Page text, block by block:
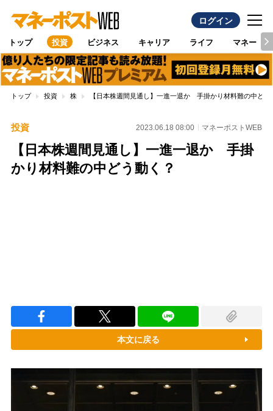
ログイン
トップ 投資 ビジネス キャリア ライフ マネー
トップ 投資 株 【日本株週間見通し】一進一退か 手掛かり材料難の中どう
投資 2023.06.18 08:00 マネーポストWEB
【日本株週間見通し】一進一退か 手掛
かり材料難の中どう動く？
本文に戻る